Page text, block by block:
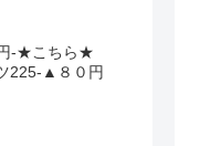
円-★こちら★
225-▲８０円